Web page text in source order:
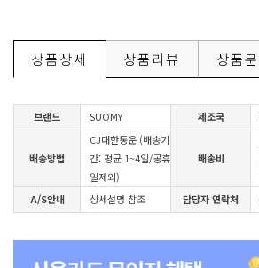
상품상세 상품리뷰 상품
브랜드 SUOMY 제조국
배송방법
CJ대한통운 (배송기
간: 평균 1~4일/공휴
일제외)
배송비
A/S안내 상세설명 참조 담당자 연락처